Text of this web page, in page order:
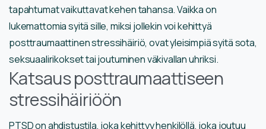
tapahtumat vaikuttavat kehen tahansa. Vaikka on
lukemattomia syitä sille, miksi jollekin voi kehittyä
posttraumaattinen stressihäiriö, ovat yleisimpiä syitä sota,
seksuaalirikokset tai joutuminen väkivallan uhriksi.
Katsaus posttraumaattiseen
stressihäiriöön
PTSD on ahdistustila, joka kehittyy henkilöllä, joka joutuu